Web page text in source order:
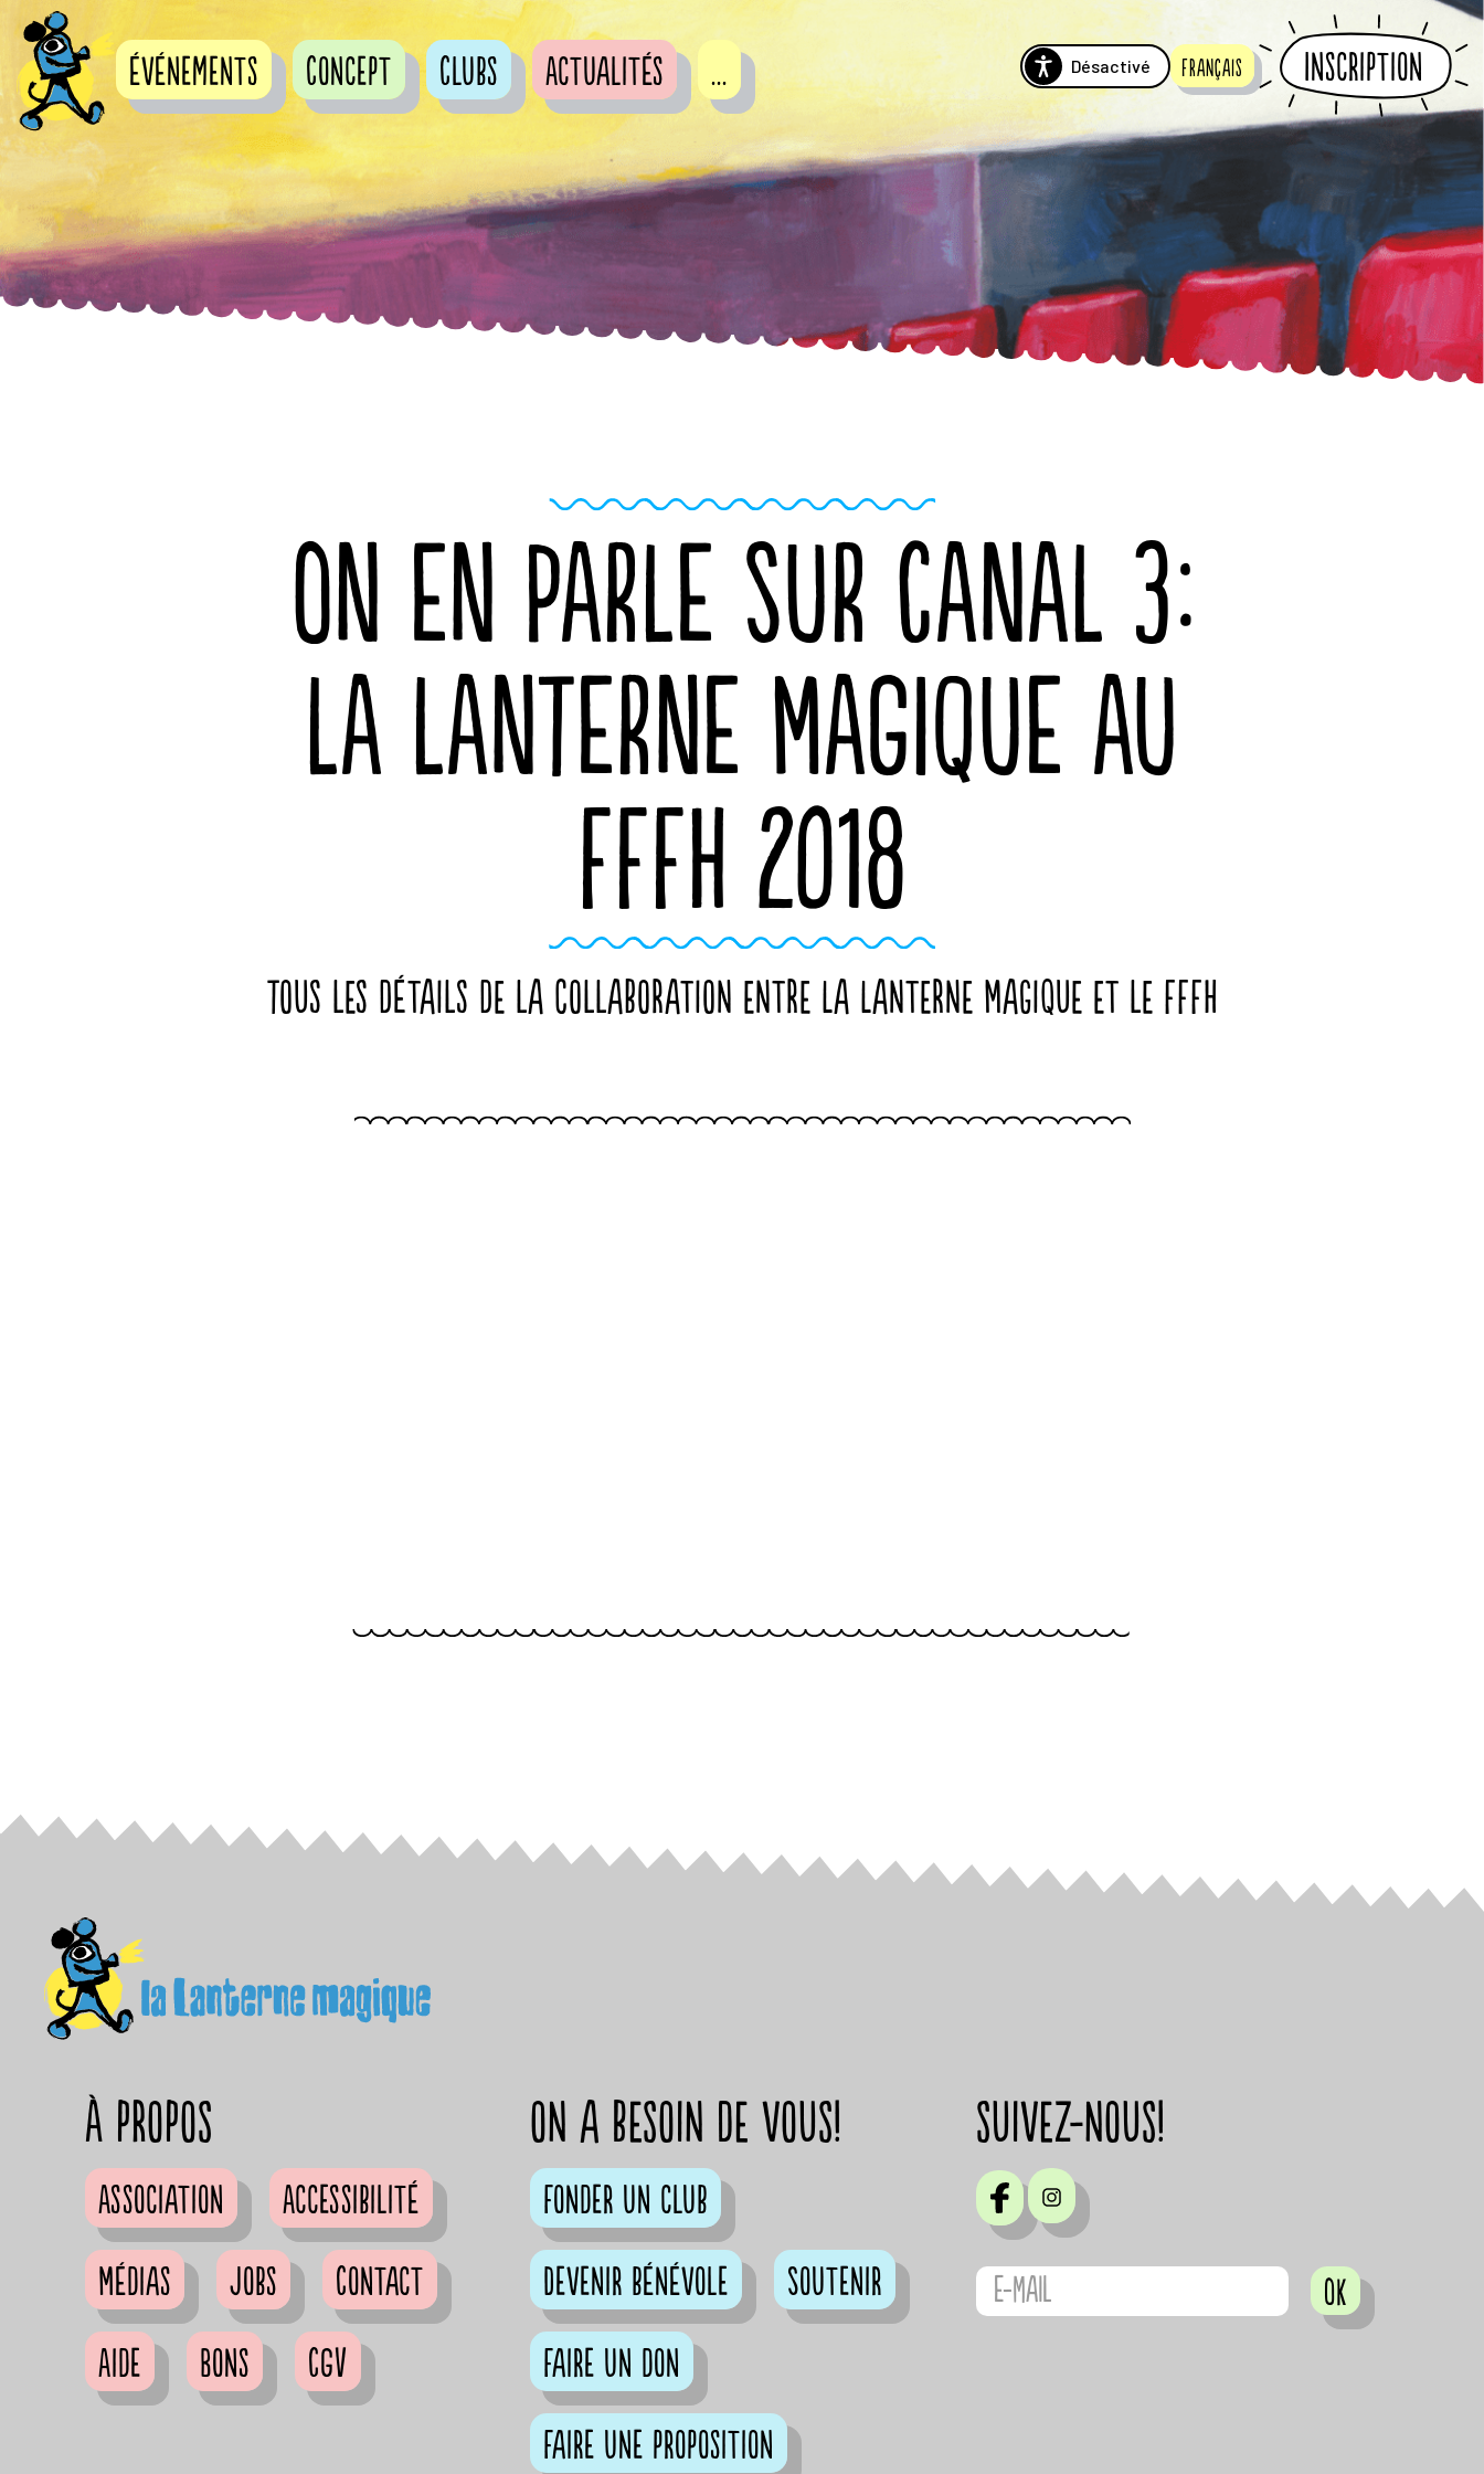
Désactivé Français Inscription
événements Concept Clubs Actualités ...
ON EN PARLE SUR CANAL 3:
LA LANTERNE MAGIQUE AU
FFFH 2018
Tous les détails de la collaboration entre La Lanterne Magique et le FFFH
à propos
Association
Accessibilité
Médias
Jobs
Contact
Aide
Bons CGV
on a besoin de vous!
Fonder un club
Devenir bénévole
Soutenir
Faire un don
Faire une proposition
suivez-nous!
OK